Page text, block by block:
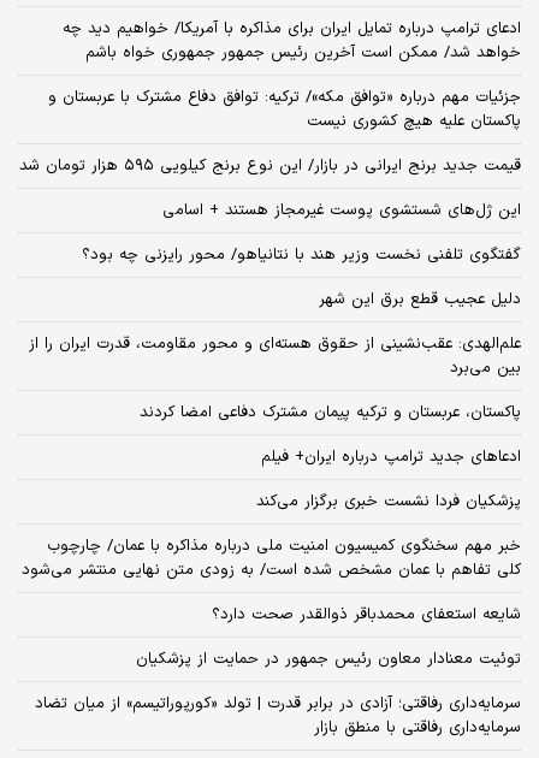
ادعای ترامپ درباره تمایل ایران برای مذاکره با آمریکا/ خواهیم دید چه
خواهد شد/ ممکن است آخرین رئیس‌ جمهور جمهوری خواه باشم
جزئیات مهم درباره «توافق مکه»/ ترکیه‌: توافق دفاع مشترک با عربستان و
پاکستان علیه هیچ کشوری نیست
قیمت جدید برنج ایرانی در بازار/ این نوع برنج کیلویی ۵۹۵ هزار تومان شد
این ژل‌های شستشوی پوست غیرمجاز هستند + اسامی
گفتگوی تلفنی نخست وزیر هند با نتانیاهو/ محور رایزنی چه بود؟
دلیل عجیب قطع برق این شهر
علم‌الهدی: عقب‌نشینی از حقوق هسته‌ای و محور مقاومت، قدرت ایران را از
بین می‌برد
پاکستان، عربستان و ترکیه پیمان مشترک دفاعی امضا کردند
ادعاهای جدید ترامپ درباره ایران+ فیلم
پزشکیان فردا نشست خبری برگزار می‌کند
خبر مهم سخنگوی کمیسیون امنیت ملی درباره مذاکره با عمان/ چارچوب
کلی تفاهم با عمان مشخص شده است/ به زودی متن نهایی منتشر می‌شود
شایعه استعفای محمدباقر ذوالقدر صحت دارد؟
توئیت معنادار معاون رئیس جمهور در حمایت از پزشکیان
سرمایه‌داری رفاقتی؛ آزادی در برابر قدرت | تولد «کورپوراتیسم» از میان تضاد
سرمایه‌داری رفاقتی با منطق بازار